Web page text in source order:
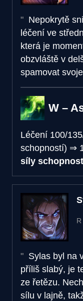
Nepokrytě
léčení ve
která je
obzvláště v
spamovat
W –
Léčení 100/
schopností) ⇒
síly
Sylas byl na
příliš slabý, je
ze řetězu.
sílu v lajně,